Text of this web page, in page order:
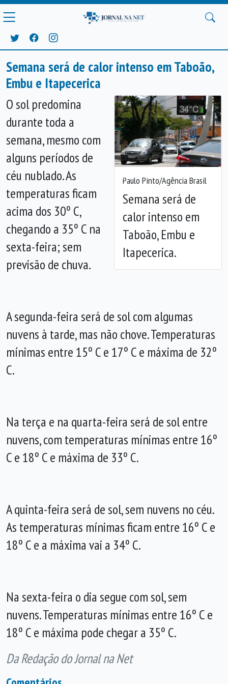
Semana será de calor intenso em Taboão,
Embu e Itapecerica
Paulo Pinto/Agência Brasil
Semana será de
calor intenso em
Taboão, Embu e
Itapecerica.
O sol predomina
durante toda a
semana, mesmo com
alguns períodos de
céu nublado. As
temperaturas ficam
acima dos 30º C,
chegando a 35º C na
sexta-feira; sem
previsão de chuva.
A segunda-feira será de sol com algumas
nuvens à tarde, mas não chove. Temperaturas
mínimas entre 15º C e 17º C e máxima de 32º
C.
Na terça e na quarta-feira será de sol entre
nuvens, com temperaturas mínimas entre 16º
C e 18º C e máxima de 33º C.
A quinta-feira será de sol, sem nuvens no céu.
As temperaturas mínimas ficam entre 16º C e
18º C e a máxima vai a 34º C.
Na sexta-feira o dia segue com sol, sem
nuvens. Temperaturas mínimas entre 16º C e
18º C e máxima pode chegar a 35º C.
Da Redação do Jornal na Net